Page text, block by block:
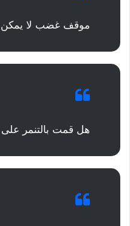
موقف غضب لا يمكن
هل قمت بالتنمر